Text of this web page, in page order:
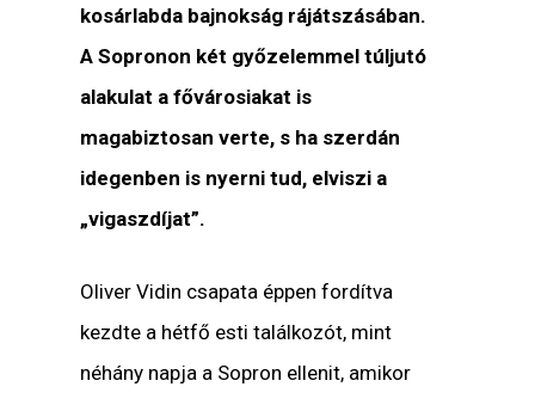
kosárlabda bajnokság rájátszásában.
A Sopronon két győzelemmel túljutó
alakulat a fővárosiakat is
magabiztosan verte, s ha szerdán
idegenben is nyerni tud, elviszi a
„vigaszdíjat”.
Oliver Vidin csapata éppen fordítva
kezdte a hétfő esti találkozót, mint
néhány napja a Sopron ellenit, amikor